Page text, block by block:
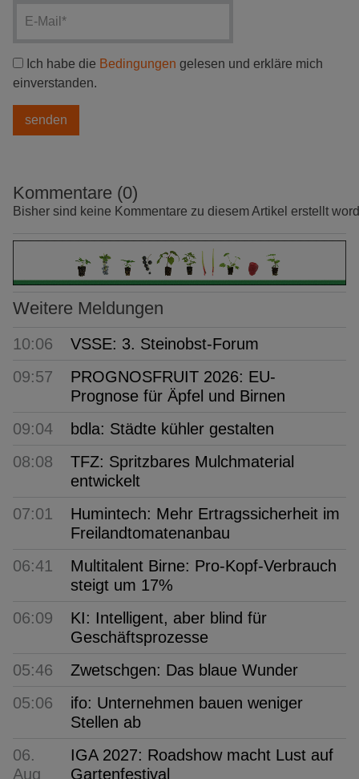
Ich habe die Bedingungen gelesen und erkläre mich
einverstanden.
Kommentare (0)
Bisher sind keine Kommentare zu diesem Artikel erstellt
Weitere Meldungen
10:06
VSSE: 3. Steinobst-Forum
09:57
PROGNOSFRUIT 2026: EU-
Prognose für Äpfel und Birnen
09:04
bdla: Städte kühler gestalten
08:08
TFZ: Spritzbares Mulchmaterial
entwickelt
07:01
Humintech: Mehr Ertragssicherheit im
Freilandtomatenanbau
06:41
Multitalent Birne: Pro-Kopf-Verbrauch
steigt um 17%
06:09
KI: Intelligent, aber blind für
Geschäftsprozesse
05:46
Zwetschgen: Das blaue Wunder
05:06
ifo: Unternehmen bauen weniger
Stellen ab
06.
Aug
IGA 2027: Roadshow macht Lust auf
Gartenfestival